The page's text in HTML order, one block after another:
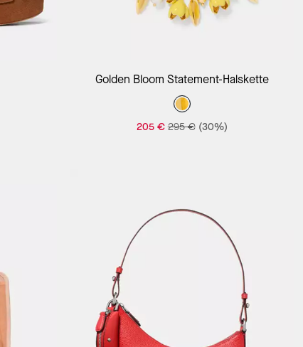
Golden Bloom Statement-Halskette
205 € 295 € (30%)